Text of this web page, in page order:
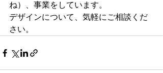
ね）、事業をしています。
デザインについて、気軽にご相談くだ
さい。